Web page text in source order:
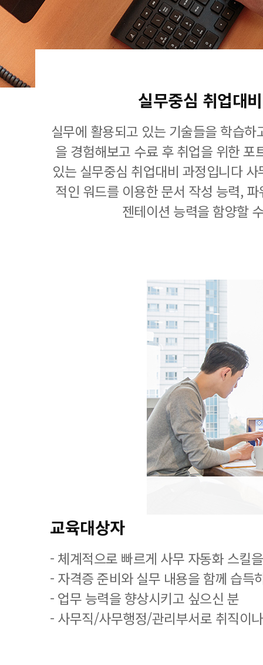
실무중심 취업대
실무에 활용되고 있는 기술들을 학습
을 경험해보고 수료 후 취업을 위한 포
있는 실무중심 취업대비 과정입니다
적인 워드를 이용한 문서 작성 능력,
젠테이션 능력을 함양할
교육대상자
- 체계적으로 빠르게 사무 자동화 스킬
- 자격증 준비와 실무 내용을 함께 습득
- 업무 능력을 향상시키고 싶으신 분
- 사무직/사무행정/관리부서로 취직이